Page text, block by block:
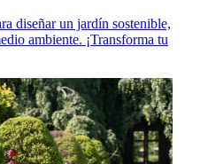
diseñar un jardín sostenible,
ambiente. ¡Transforma tu